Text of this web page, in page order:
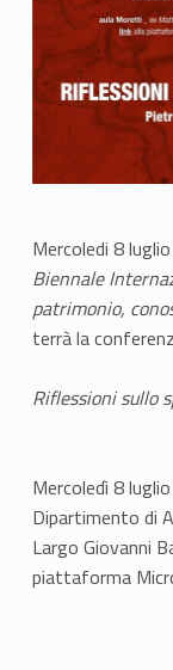
Mercoledi 8
Biennale
patrimonio,
terrà la
Riflessioni sullo
Mercoledì 8
Dipartimento di
Largo Giovanni
piattaforma